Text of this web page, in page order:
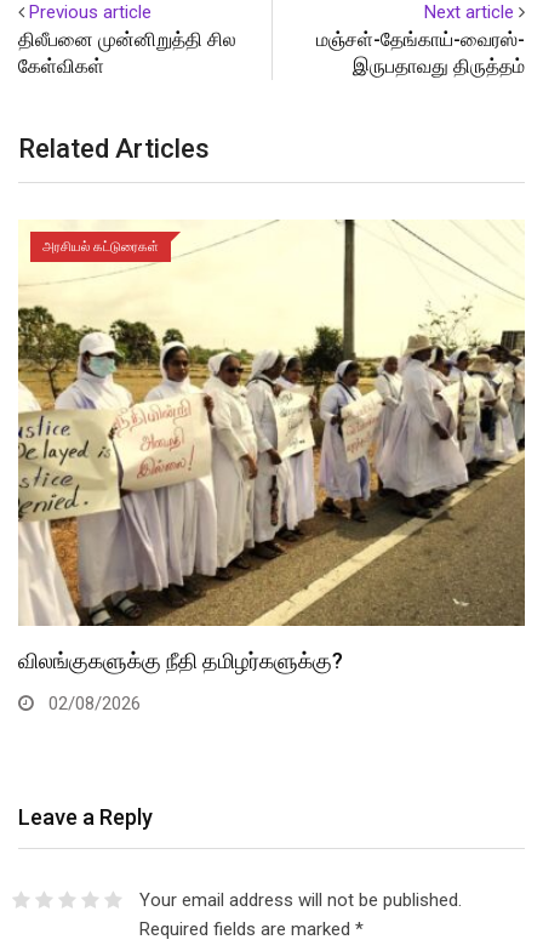
Previous article
திலீபனை முன்னிறுத்தி சில
கேள்விகள்
Next article
மஞ்சள்-தேங்காய்-வைரஸ்-
இருபதாவது திருத்தம்
Related Articles
அரசியல் கட்டுரைகள்
விலங்குகளுக்கு நீதி தமிழர்களுக்கு?
02/08/2026
Leave a Reply
Your email address will not be published.
Required fields are marked *